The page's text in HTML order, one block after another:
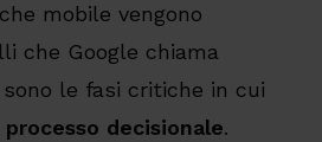
mobile vengono
che Google chiama
le fasi critiche in cui
processo decisionale.